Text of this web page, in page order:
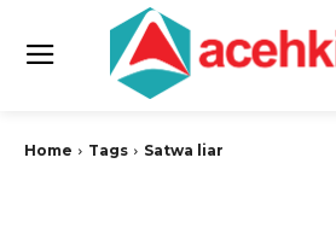
Home Tags Satwa liar